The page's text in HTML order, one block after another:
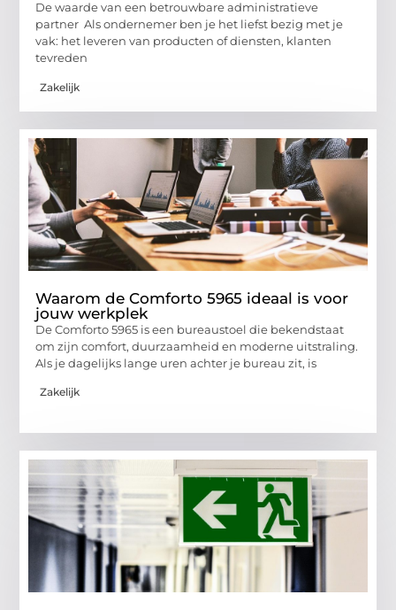
De waarde van een betrouwbare administratieve
partner Als ondernemer ben je het liefst bezig met je
vak: het leveren van producten of diensten, klanten
tevreden
Zakelijk
Waarom de Comforto 5965 ideaal is voor
jouw werkplek
De Comforto 5965 is een bureaustoel die bekendstaat
om zijn comfort, duurzaamheid en moderne uitstraling.
Als je dagelijks lange uren achter je bureau zit, is
Zakelijk